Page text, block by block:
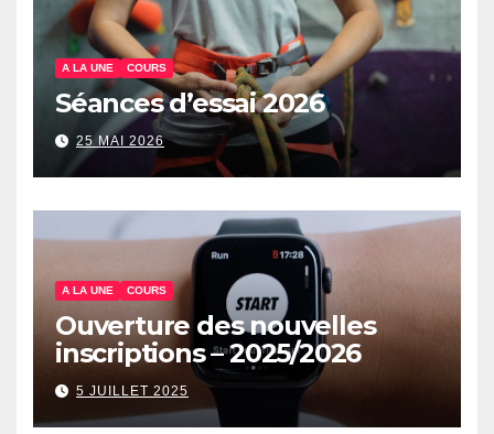
A LA UNE COURS
Séances d’essai 2026
25 MAI 2026
A LA UNE COURS
Ouverture des nouvelles
inscriptions – 2025/2026
5 JUILLET 2025